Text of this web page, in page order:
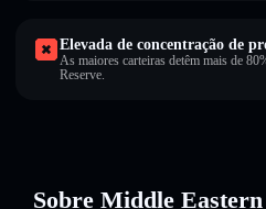
Elevada de concentração de
As maiores carteiras detêm mais de
Reserve.
Sobre Middle